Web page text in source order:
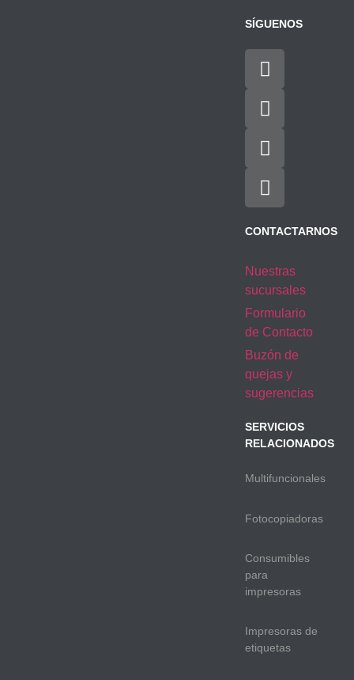
SÍGUENOS
CONTACTARNOS
Nuestras
sucursales
Formulario
de Contacto
Buzón de
quejas y
sugerencias
SERVICIOS
RELACIONADOS
Multifuncionales
Fotocopiadoras
Consumibles
para
impresoras
Impresoras de
etiquetas